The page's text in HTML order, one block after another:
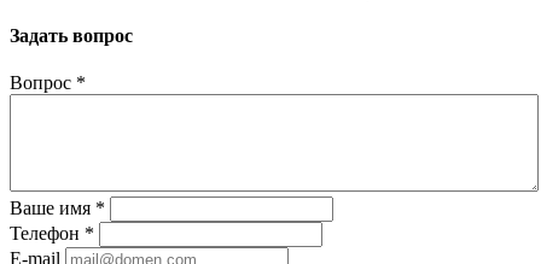
Задать вопрос
Вопрос *
Ваше имя *
Телефон *
E-mail